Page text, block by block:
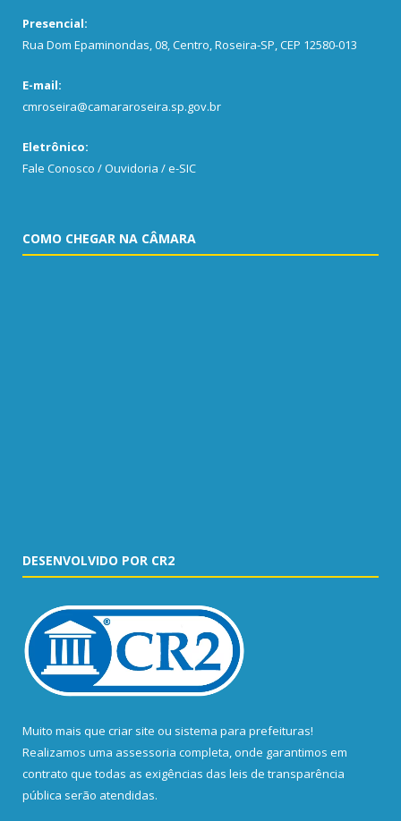
Presencial:
Rua Dom Epaminondas, 08, Centro, Roseira-SP, CEP 12580-013
E-mail:
cmroseira@camararoseira.sp.gov.br
Eletrônico:
Fale Conosco / Ouvidoria / e-SIC
COMO CHEGAR NA CÂMARA
DESENVOLVIDO POR CR2
Muito mais que criar site ou sistema para prefeituras!
Realizamos uma assessoria completa, onde garantimos em
contrato que todas as exigências das leis de transparência
pública serão atendidas.